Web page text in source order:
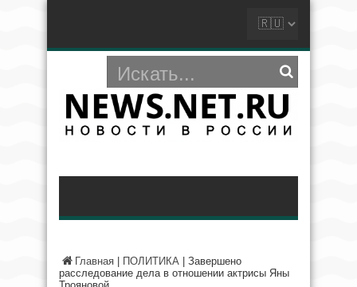
Главная ПОЛИТИКА
Завершено
расследование дела в отношении актрисы Яны